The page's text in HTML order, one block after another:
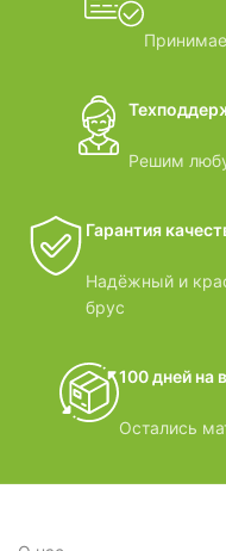
Решим
Гарантия
Надёжный и
брус
100 дней на
Остались